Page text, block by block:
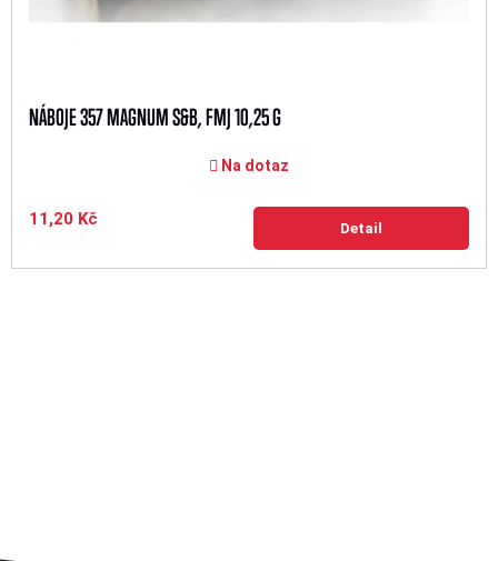
NÁBOJE 357 MAGNUM S&B, FMJ 10,25 G
Na dotaz
11,20 Kč Detail